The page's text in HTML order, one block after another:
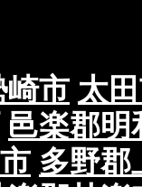
崎市 太
邑楽郡明
多野郡